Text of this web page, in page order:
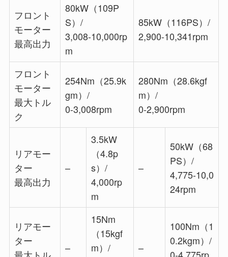
フロント
モーター
最高出力
80kW（109P
S）/
3,008-10,000rp
m
85kW（116PS）/
2,900-10,341rpm
フロント
モーター
最大トル
ク
254Nm（25.9k
gm）/
0-3,008rpm
280Nm（28.6kgf
m）/
0-2,900rpm
リアモー
ター
最高出力
–
3.5kW
（4.8p
s）/
4,000rp
m
–
50kW（68
PS）/
4,775-10,0
24rpm
リアモー
ター
最大トル
–
15Nm
（15kgf
m）/
–
100Nm（1
0.2kgm）/
0-4,775rp